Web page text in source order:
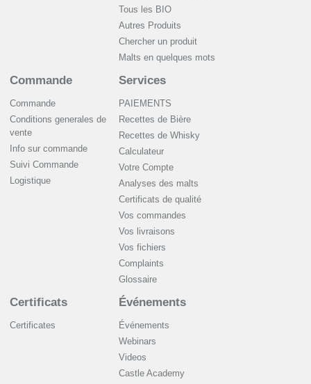
Tous les BIO
Autres Produits
Chercher un produit
Malts en quelques mots
Commande
Commande
Conditions generales de
vente
Info sur commande
Suivi Commande
Logistique
Services
PAIEMENTS
Recettes de Bière
Recettes de Whisky
Сalculateur
Votre Compte
Analyses des malts
Certificats de qualité
Vos commandes
Vos livraisons
Vos fichiers
Complaints
Glossaire
Certificats
Certificates
Événements
Événements
Webinars
Videos
Castle Academy